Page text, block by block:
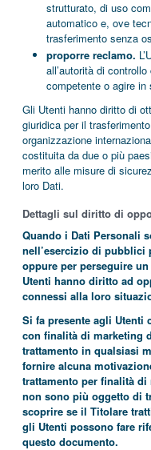
strutturato, di uso
automatico e, ove
trasferimento senza
proporre reclamo.
all’autorità di
competente o agire in
Gli Utenti hanno diritto di
giuridica per il
organizzazione
costituita da due o più
merito alle misure di
loro Dati.
Dettagli sul diritto di
Quando i Dati Personali
nell’esercizio di
oppure per perseguire
Utenti hanno diritto ad
connessi alla loro
Si fa presente agli Utenti
con finalità di marketing
trattamento in qualsiasi
fornire alcuna
trattamento per finalità
non sono più oggetto di
scoprire se il Titolare
gli Utenti possono fare
questo documento.